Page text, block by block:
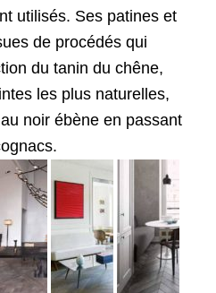
utilisés. Ses patines et
de procédés qui
du tanin du chêne,
les plus naturelles,
noir ébène en passant